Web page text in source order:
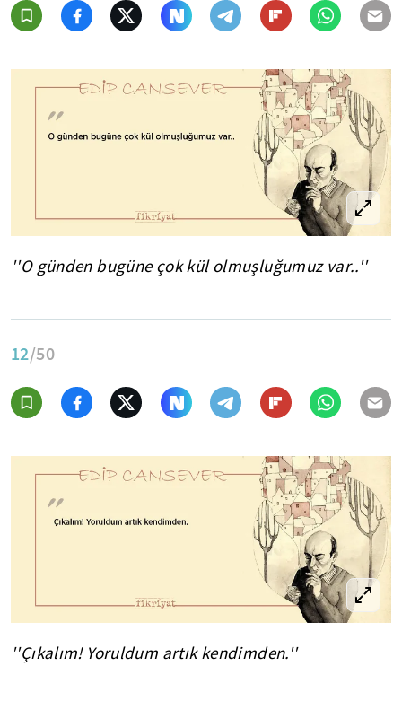
''O günden bugüne çok kül olmuşluğumuz var..''
12/50
''Çıkalım! Yoruldum artık kendimden.''